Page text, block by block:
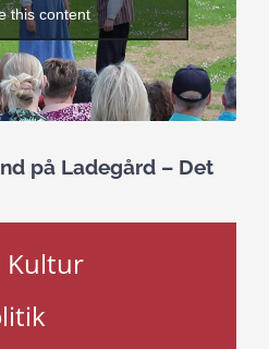
this content
på Ladegård – Det
Kultur